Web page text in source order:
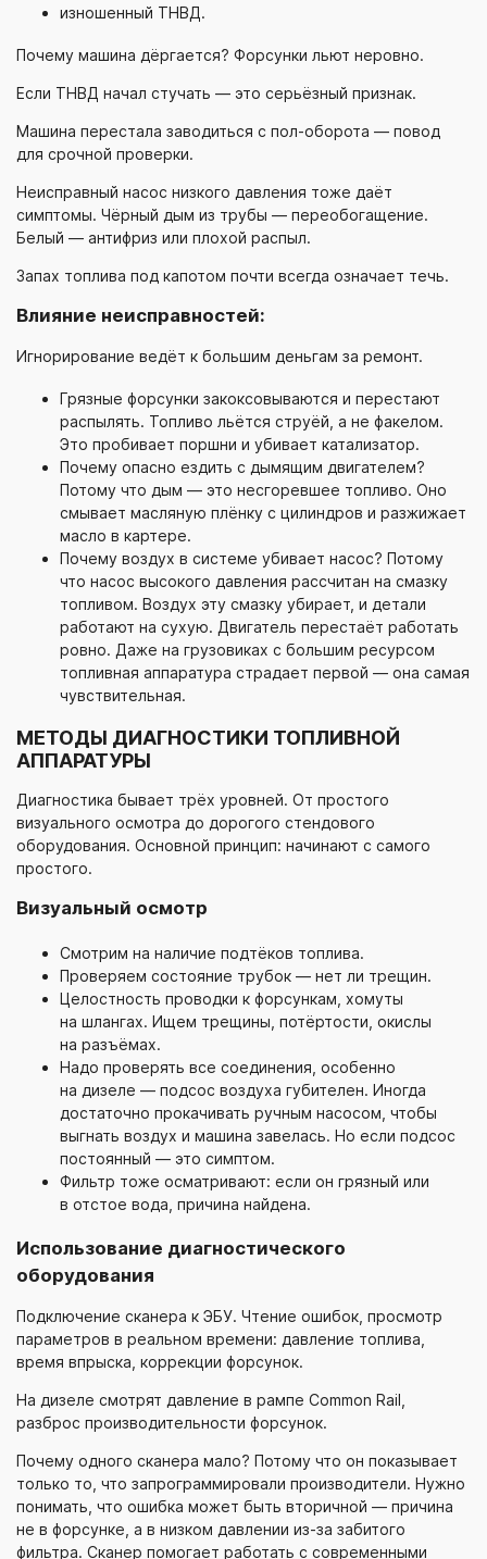
изношенный ТНВД.
Почему машина дёргается? Форсунки льют неровно.
Если ТНВД начал стучать — это серьёзный признак.
Машина перестала заводиться с пол-оборота — повод
для срочной проверки.
Неисправный насос низкого давления тоже даёт
симптомы. Чёрный дым из трубы — переобогащение.
Белый — антифриз или плохой распыл.
Запах топлива под капотом почти всегда означает течь.
Влияние неисправностей:
Игнорирование ведёт к большим деньгам за ремонт.
Грязные форсунки закоксовываются и перестают
распылять. Топливо льётся струёй, а не факелом.
Это пробивает поршни и убивает катализатор.
Почему опасно ездить с дымящим двигателем?
Потому что дым — это несгоревшее топливо. Оно
смывает масляную плёнку с цилиндров и разжижает
масло в картере.
Почему воздух в системе убивает насос? Потому
что насос высокого давления рассчитан на смазку
топливом. Воздух эту смазку убирает, и детали
работают на сухую. Двигатель перестаёт работать
ровно. Даже на грузовиках с большим ресурсом
топливная аппаратура страдает первой — она самая
чувствительная.
МЕТОДЫ ДИАГНОСТИКИ ТОПЛИВНОЙ
АППАРАТУРЫ
Диагностика бывает трёх уровней. От простого
визуального осмотра до дорогого стендового
оборудования. Основной принцип: начинают с самого
простого.
Визуальный осмотр
Смотрим на наличие подтёков топлива.
Проверяем состояние трубок — нет ли трещин.
Целостность проводки к форсункам, хомуты
на шлангах. Ищем трещины, потёртости, окислы
на разъёмах.
Надо проверять все соединения, особенно
на дизеле — подсос воздуха губителен. Иногда
достаточно прокачивать ручным насосом, чтобы
выгнать воздух и машина завелась. Но если подсос
постоянный — это симптом.
Фильтр тоже осматривают: если он грязный или
в отстое вода, причина найдена.
Использование диагностического
оборудования
Подключение сканера к ЭБУ. Чтение ошибок, просмотр
параметров в реальном времени: давление топлива,
время впрыска, коррекции форсунок.
На дизеле смотрят давление в рампе Common Rail,
разброс производительности форсунок.
Почему одного сканера мало? Потому что он показывает
только то, что запрограммировали производители. Нужно
понимать, что ошибка может быть вторичной — причина
не в форсунке, а в низком давлении из-за забитого
фильтра. Сканер помогает работать с современными